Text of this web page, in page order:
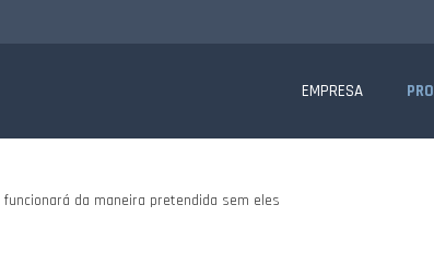
uma boa experiência de navegação e acesso a todas as
da maneira pretendida sem eles
EMPRESA